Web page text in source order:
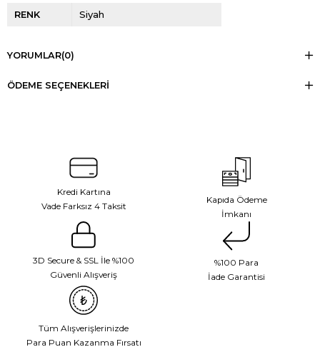
RENK Siyah
YORUMLAR(0)
ÖDEME SEÇENEKLERI
Kredi Kartına
Vade Farksız 4 Taksit
Kapıda Ödeme
İmkanı
3D Secure & SSL İle %100
Güvenli Alışveriş
%100 Para
İade Garantisi
Tüm Alışverişlerinizde
Para Puan Kazanma Fırsatı